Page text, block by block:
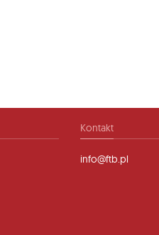
Kontakt
info@ftb.pl